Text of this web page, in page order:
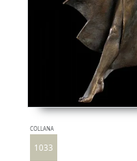
COLLANA
1033